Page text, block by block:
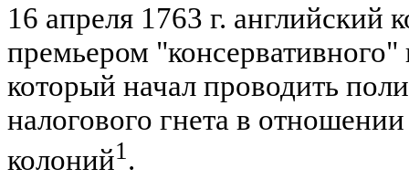
16 апреля 1763 г. английский
премьером
который начал проводить
налогового гнета в
колоний1 .